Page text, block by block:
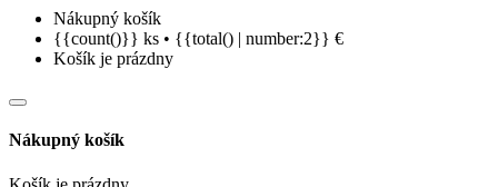
Nákupný košík
{{count()}} ks • {{total() | number:2}} €
Košík je prázdny
Nákupný košík